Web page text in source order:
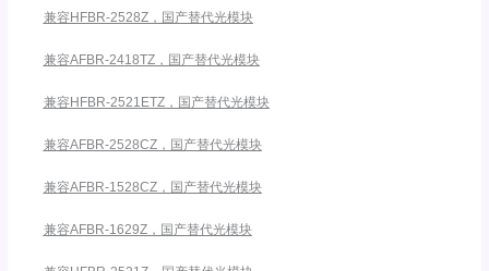
兼容HFBR-2528Z，国产替代光模块
兼容AFBR-2418TZ，国产替代光模块
兼容HFBR-2521ETZ，国产替代光模块
兼容AFBR-2528CZ，国产替代光模块
兼容AFBR-1528CZ，国产替代光模块
兼容AFBR-1629Z，国产替代光模块